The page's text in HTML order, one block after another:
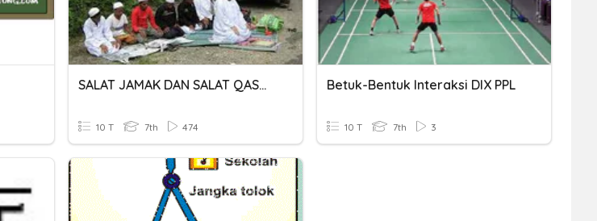
SALAT JAMAK DAN SALAT QASHAR
10 T 7th 474
Betuk-Bentuk Interaksi DIX PPL
10 T 7th 3